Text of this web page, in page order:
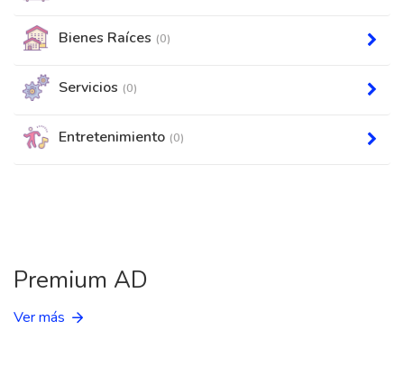
Bienes Raíces (0)
Servicios (0)
Entretenimiento (0)
Premium AD
Ver más